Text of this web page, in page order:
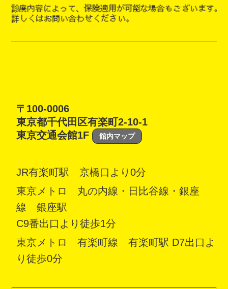
〒100-0006
東京都千代田区有楽町2-10-1
東京交通会館1F
館内マップ
JR有楽町駅 京橋口より0分
東京メトロ 丸の内線・日比谷線・銀座
線 銀座駅
C9番出口より徒歩1分
東京メトロ 有楽町線 有楽町駅 D7出口よ
り徒歩0分